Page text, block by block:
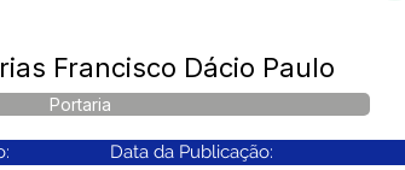
Francisco Dácio Paulo
Portaria
Data da Publicação: